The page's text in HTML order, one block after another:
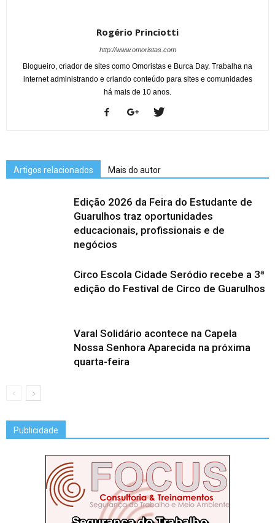
Rogério Princiotti
http://www.omoristas.com
Blogueiro, criador de sites como Omoristas e Burca Day. Trabalha na
internet administrando e criando conteúdo para sites e comunidades
há mais de 10 anos.
Artigos relacionados Mais do autor
Edição 2026 da Feira do Estudante de
Guarulhos traz oportunidades
educacionais, profissionais e de
negócios
Circo Escola Cidade Seródio recebe a 3ª
edição do Festival de Circo de Guarulhos
Varal Solidário acontece na Capela
Nossa Senhora Aparecida na próxima
quarta-feira
Publicidade